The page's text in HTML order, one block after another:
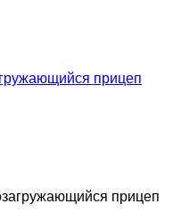
прицеп
прицеп